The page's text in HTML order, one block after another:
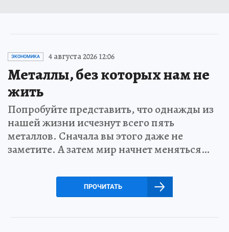
ЭКОНОМИКА 4 августа 2026 12:06
Металлы, без которых нам не
жить
Попробуйте представить, что однажды из
нашей жизни исчезнут всего пять
металлов. Сначала вы этого даже не
заметите. А затем мир начнет меняться…
ПРОЧИТАТЬ